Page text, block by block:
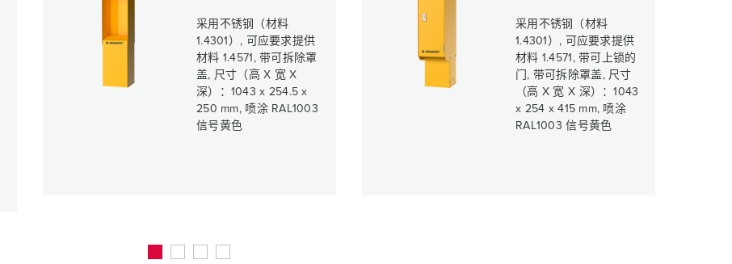
采用不锈钢（材料
1.4301）, 可应要求提供
材料 1.4571, 带可拆除罩
盖, 尺寸（高 X 宽 X
深）：1043 x 254.5 x
250 mm, 喷涂 RAL1003
信号黄色
采用不锈钢（材料
1.4301）, 可应要求提供
材料 1.4571, 带可上锁的
门, 带可拆除罩盖, 尺寸
（高 X 宽 X 深）：1043
x 254 x 415 mm, 喷涂
RAL1003 信号黄色